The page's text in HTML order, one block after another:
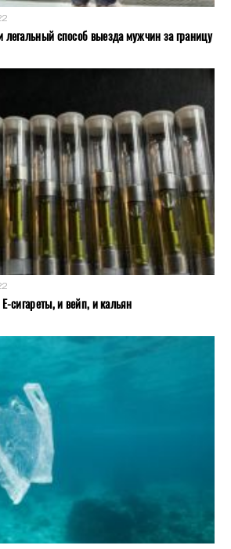
способ выезда мужчин за границу
сигареты, и вейп, и кальян